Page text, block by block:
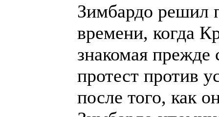
Зимбардо решил
времени, когда
знакомая прежде
протест против
после того, как